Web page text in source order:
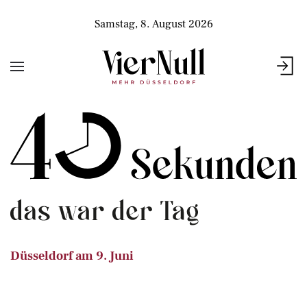
Samstag, 8. August 2026
Düsseldorf am 9. Juni